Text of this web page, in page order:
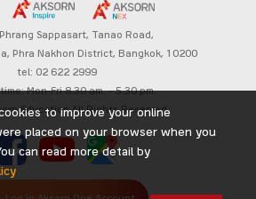
Phrang Sappasart, Tanao Road,
Phra Nakhon District, Bangkok, 10200
tel: 02 622 2999
Mon-Fri 8.30 am. – 5.30 pm.
Education All Rights Reserved
to improve your online
placed on your browser when you
can read more detail by